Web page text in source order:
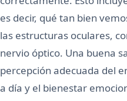
es decir, qué tan bien
las estructuras oculares,
nervio óptico. Una buena
percepción adecuada del
a día y el bienestar